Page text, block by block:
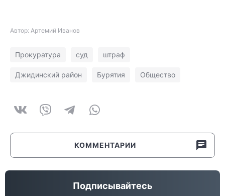
Автор: Артемий Иванов
Прокуратура суд штраф
Джидинский район Бурятия Общество
КОММЕНТАРИИ
Подписывайтесь